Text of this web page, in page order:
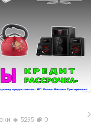
5295 0